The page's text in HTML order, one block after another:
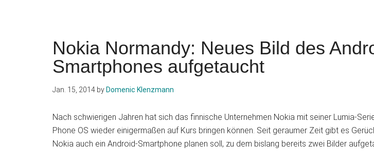
Nokia Normandy: Neues Bild des
Smartphones aufgetaucht
Jan. 15, 2014 by Domenic Klenzmann
Nach schwierigen Jahren hat sich das finnische Unternehmen Nokia mit seiner Lumia-
Phone OS wieder einigermaßen auf Kurs bringen können. Seit geraumer Zeit gibt es
Nokia auch ein Android-Smartphone planen soll, zu dem bislang bereits zwei Bilder